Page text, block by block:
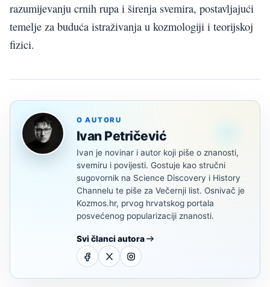
razumijevanju crnih rupa i širenja svemira, postavljajući
temelje za buduća istraživanja u kozmologiji i teorijskoj
fizici.
O AUTORU
Ivan Petričević
Ivan je novinar i autor koji piše o znanosti,
svemiru i povijesti. Gostuje kao stručni
sugovornik na Science Discovery i History
Channelu te piše za Večernji list. Osnivač je
Kozmos.hr, prvog hrvatskog portala
posvećenog popularizaciji znanosti.
Svi članci autora